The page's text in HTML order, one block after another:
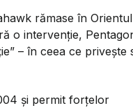
rămase în Orientul
o intervenție,
– în ceea ce privește
și permit forțelor